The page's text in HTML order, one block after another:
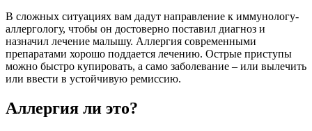
В сложных ситуациях вам дадут направление к иммунологу-
аллергологу, чтобы он достоверно поставил диагноз и
назначил лечение малышу. Аллергия современными
препаратами хорошо поддается лечению. Острые приступы
можно быстро купировать, а само заболевание – или вылечить
или ввести в устойчивую ремиссию.
Аллергия ли это?